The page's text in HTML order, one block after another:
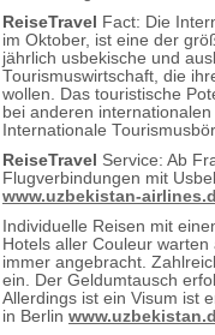
ReiseTravel
Fact: Die
im Oktober, ist eine der
jährlich usbekische und
Tourismuswirtschaft, die
wollen. Das touristische
bei anderen
Internationale
ReiseTravel Service: Ab
Flugverbindungen mit
www.uzbekistan-
Individuelle Reisen mit
Hotels aller Couleur
immer angebracht.
ein. Der Geldumtausch
Allerdings ist ein Visum ist
in Berlin